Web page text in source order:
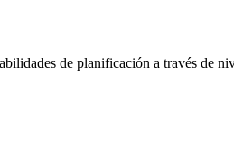
de planificación a través de